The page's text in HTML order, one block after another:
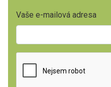
Vaše e-mailová adresa